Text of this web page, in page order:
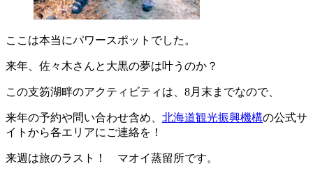
ここは本当にパワースポットでした。
来年、佐々木さんと大黒の夢は叶うのか？
この支笏湖畔のアクティビティは、8月末までなので、
来年の予約や問い合わせ含め、 北海道観光振興機構の公式サ
イトから各エリアにご連絡を！
来週は旅のラスト！ マオイ蒸留所です。